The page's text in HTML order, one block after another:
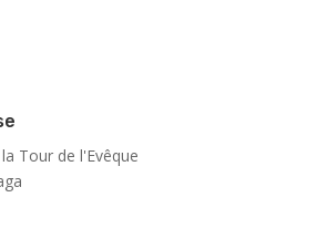
Tour de l'Evêque